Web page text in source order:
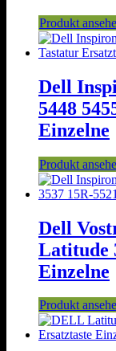
Produkt
Dell
5448
Einzelne
Produkt
Dell
Latitude
Einzelne
Produkt